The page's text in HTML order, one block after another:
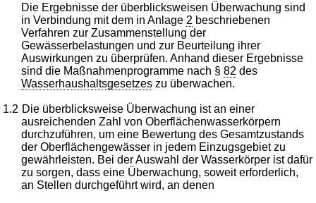
Die Ergebnisse der überblicksweisen Überwachung sind
in Verbindung mit dem in Anlage 2 beschriebenen
Verfahren zur Zusammenstellung der
Gewässerbelastungen und zur Beurteilung ihrer
Auswirkungen zu überprüfen. Anhand dieser Ergebnisse
sind die Maßnahmenprogramme nach §82 des
Wasserhaushaltsgesetzes zu überwachen.
1.2 Die überblicksweise Überwachung ist an einer
ausreichenden Zahl von Oberflächenwasserkörpern
durchzuführen, um eine Bewertung des Gesamtzustands
der Oberflächengewässer in jedem Einzugsgebiet zu
gewährleisten. Bei der Auswahl der Wasserkörper ist dafür
zu sorgen, dass eine Überwachung, soweit erforderlich,
an Stellen durchgeführt wird, an denen